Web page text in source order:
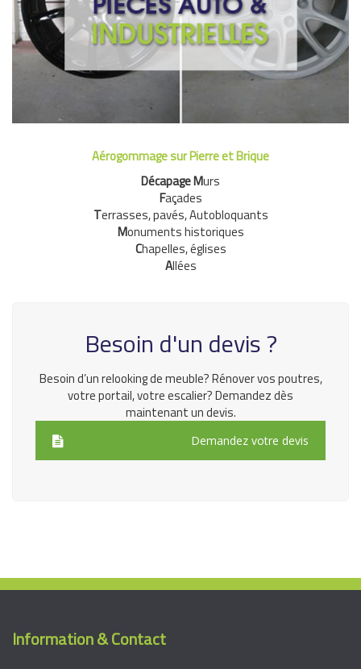
Redonner une nouvelle vie à vos objets métalliques :
pièces
industrielles, machines, meubles, pièces automobiles,
cadre de motos, vélo, jantes
etc…
Aérogommage sur Pierre et Brique
Décapage Murs
Façades
Terrasses, pavés, Autobloquants
Monuments historiques
Chapelles, églises
Allées
Besoin d'un devis ?
Besoin d’un relooking de meuble? Rénover vos poutres,
votre portail, votre escalier? Demandez dès
maintenant un devis.
Demandez votre devis
Information & Contact